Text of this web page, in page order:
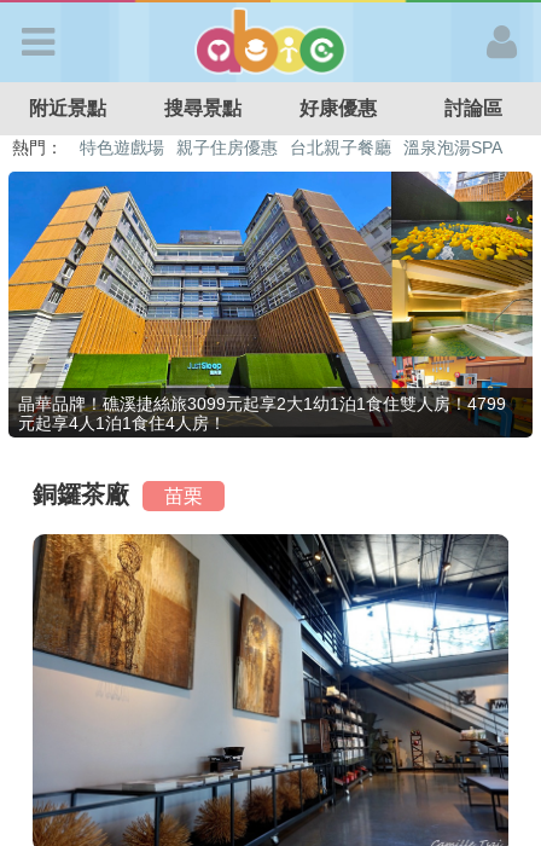
APP登入
首 頁
搜尋景點
好康優惠
最新消息
最新留言
商家合作
推薦景點
聯絡我們
附近景點 搜尋景點 好康優惠 討論區
熱門： 特色遊戲場 親子住房優惠 台北親子餐廳
溫泉泡湯SPA
溜滑梯民宿
觀光工廠 DIY摘果 日本親子景點
晶華品牌！礁溪捷絲旅3099元起享2大1幼1泊1食住雙人房！4799
元起享4人1泊1食住4人房！
銅鑼茶廠 苗栗